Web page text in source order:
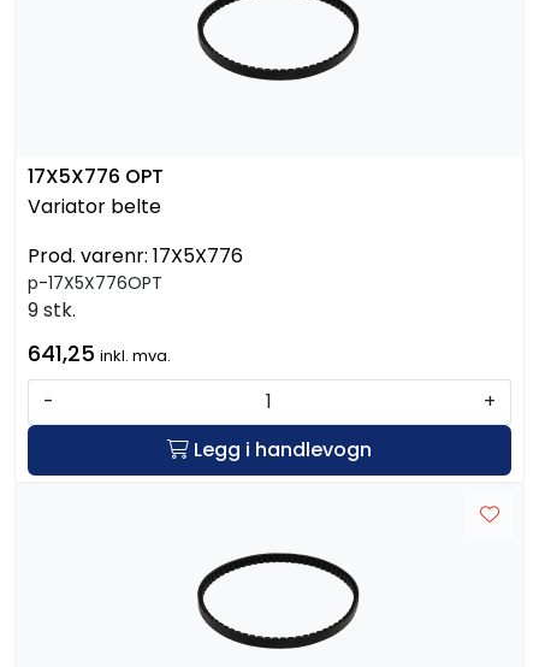
17X5X776 OPT
Variator belte
Prod. varenr: 17X5X776
p-17X5X776OPT
9 stk.
641,25 inkl. mva.
-
+
Legg i handlevogn